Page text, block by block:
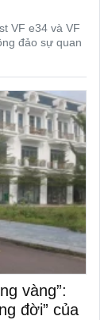
VF e34 và VF
đảo sự quan
vàng”:
đời” của